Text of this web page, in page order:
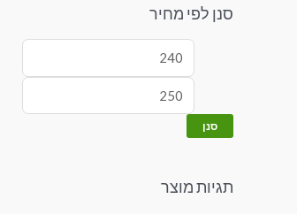
סנן לפי מחיר
סנן
תגיות מוצר